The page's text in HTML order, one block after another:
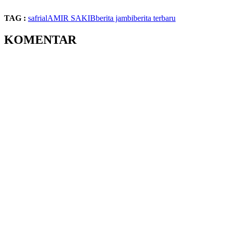
TAG : safrialAMIR SAKIBberita jambiberita terbaru
KOMENTAR